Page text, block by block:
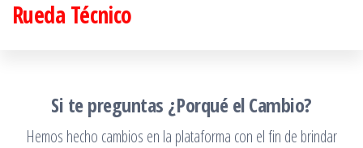
SaltarRueda Técnico
Si te preguntas ¿Porqué el Cambio?
Hemos hecho cambios en la plataforma con el fin de brindar